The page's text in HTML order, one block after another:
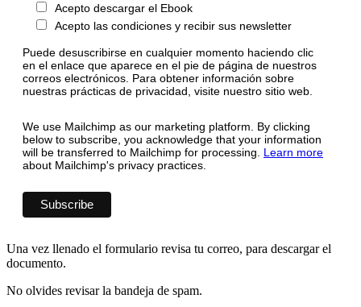
Acepto descargar el Ebook
Acepto las condiciones y recibir sus newsletter
Puede desuscribirse en cualquier momento haciendo clic
en el enlace que aparece en el pie de página de nuestros
correos electrónicos. Para obtener información sobre
nuestras prácticas de privacidad, visite nuestro sitio web.
We use Mailchimp as our marketing platform. By clicking
below to subscribe, you acknowledge that your information
will be transferred to Mailchimp for processing. Learn more
about Mailchimp's privacy practices.
Una vez llenado el formulario revisa tu correo, para descargar el
documento.
No olvides revisar la bandeja de spam.